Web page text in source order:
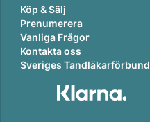
Köp & Sälj
Prenumerera
Vanliga Frågor
Kontakta oss
Sveriges Tandläkarförbund